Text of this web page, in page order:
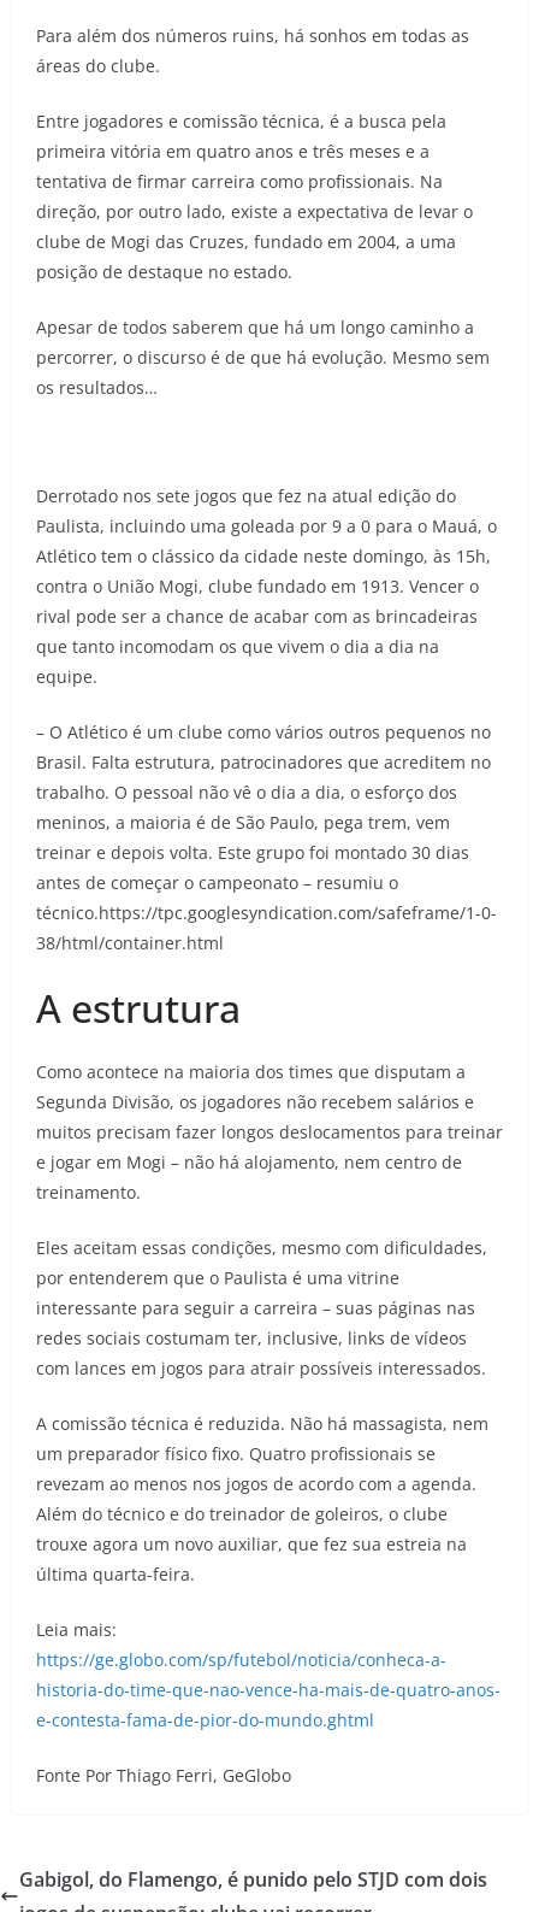
Para além dos números ruins, há sonhos em todas as
áreas do clube.
Entre jogadores e comissão técnica, é a busca pela
primeira vitória em quatro anos e três meses e a
tentativa de firmar carreira como profissionais. Na
direção, por outro lado, existe a expectativa de levar o
clube de Mogi das Cruzes, fundado em 2004, a uma
posição de destaque no estado.
Apesar de todos saberem que há um longo caminho a
percorrer, o discurso é de que há evolução. Mesmo sem
os resultados…
Derrotado nos sete jogos que fez na atual edição do
Paulista, incluindo uma goleada por 9 a 0 para o Mauá, o
Atlético tem o clássico da cidade neste domingo, às 15h,
contra o União Mogi, clube fundado em 1913. Vencer o
rival pode ser a chance de acabar com as brincadeiras
que tanto incomodam os que vivem o dia a dia na
equipe.
– O Atlético é um clube como vários outros pequenos no
Brasil. Falta estrutura, patrocinadores que acreditem no
trabalho. O pessoal não vê o dia a dia, o esforço dos
meninos, a maioria é de São Paulo, pega trem, vem
treinar e depois volta. Este grupo foi montado 30 dias
antes de começar o campeonato – resumiu o
técnico.https://tpc.googlesyndication.com/safeframe/1-0-
38/html/container.html
A estrutura
Como acontece na maioria dos times que disputam a
Segunda Divisão, os jogadores não recebem salários e
muitos precisam fazer longos deslocamentos para treinar
e jogar em Mogi – não há alojamento, nem centro de
treinamento.
Eles aceitam essas condições, mesmo com dificuldades,
por entenderem que o Paulista é uma vitrine
interessante para seguir a carreira – suas páginas nas
redes sociais costumam ter, inclusive, links de vídeos
com lances em jogos para atrair possíveis interessados.
A comissão técnica é reduzida. Não há massagista, nem
um preparador físico fixo. Quatro profissionais se
revezam ao menos nos jogos de acordo com a agenda.
Além do técnico e do treinador de goleiros, o clube
trouxe agora um novo auxiliar, que fez sua estreia na
última quarta-feira.
Leia mais:
https://ge.globo.com/sp/futebol/noticia/conheca-a-
historia-do-time-que-nao-vence-ha-mais-de-quatro-anos-
e-contesta-fama-de-pior-do-mundo.ghtml
Fonte Por Thiago Ferri, GeGlobo
Gabigol, do Flamengo, é punido pelo STJD com dois